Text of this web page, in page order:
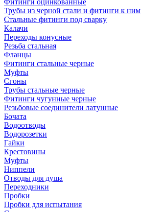
Трубы из черной стали и фитинги к ним
Стальные фитинги под сварку
Калачи
Переходы конусные
Резьба стальная
Фланцы
Фитинги стальные черные
Муфты
Сгоны
Трубы стальные черные
Фитинги чугунные черные
Резьбовые соединители латунные
Бочата
Водоотводы
Водорозетки
Гайки
Крестовины
Муфты
Ниппели
Отводы для душа
Переходники
Пробки
Пробки для испытания